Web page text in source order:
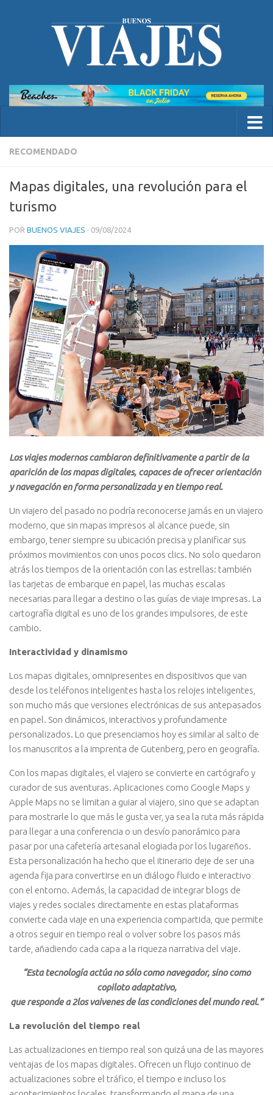
RECOMENDADO
Mapas digitales, una revolución para el
turismo
POR BUENOS VIAJES · 09/08/2024
Los viajes modernos cambiaron definitivamente a partir de la
aparición de los mapas digitales, capaces de ofrecer orientación
y navegación en forma personalizada y en tiempo real.
Un viajero del pasado no podría reconocerse jamás en un viajero
moderno, que sin mapas impresos al alcance puede, sin
embargo, tener siempre su ubicación precisa y planificar sus
próximos movimientos con unos pocos clics. No solo quedaron
atrás los tiempos de la orientación con las estrellas: también
las tarjetas de embarque en papel, las muchas escalas
necesarias para llegar a destino o las guías de viaje impresas. La
cartografía digital es uno de los grandes impulsores, de este
cambio.
Interactividad y dinamismo
Los mapas digitales, omnipresentes en dispositivos que van
desde los teléfonos inteligentes hasta los relojes inteligentes,
son mucho más que versiones electrónicas de sus antepasados
en papel. Son dinámicos, interactivos y profundamente
personalizados. Lo que presenciamos hoy es similar al salto de
los manuscritos a la imprenta de Gutenberg, pero en geografía.
Con los mapas digitales, el viajero se convierte en cartógrafo y
curador de sus aventuras. Aplicaciones como Google Maps y
Apple Maps no se limitan a guiar al viajero, sino que se adaptan
para mostrarle lo que más le gusta ver, ya sea la ruta más rápida
para llegar a una conferencia o un desvío panorámico para
pasar por una cafetería artesanal elogiada por los lugareños.
Esta personalización ha hecho que el itinerario deje de ser una
agenda fija para convertirse en un diálogo fluido e interactivo
con el entorno. Además, la capacidad de integrar blogs de
viajes y redes sociales directamente en estas plataformas
convierte cada viaje en una experiencia compartida, que permite
a otros seguir en tiempo real o volver sobre los pasos más
tarde, añadiendo cada capa a la riqueza narrativa del viaje.
“Esta tecnología actúa no sólo como navegador, sino como
copiloto adaptativo,
que responde a 2los vaivenes de las condiciones del mundo real.”
La revolución del tiempo real
Las actualizaciones en tiempo real son quizá una de las mayores
ventajas de los mapas digitales. Ofrecen un flujo continuo de
actualizaciones sobre el tráfico, el tiempo e incluso los